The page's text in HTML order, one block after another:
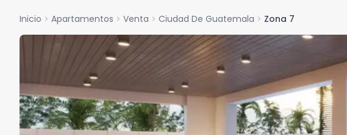
Inicio chevron_right Apartamentos chevron_right Venta chevron_right Ciudad De Guatemala chevron_right Zona 7